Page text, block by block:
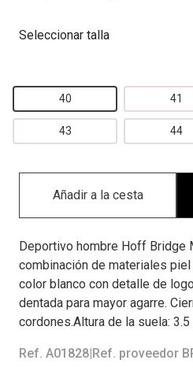
Seleccionar talla
40 41
43 44
Deportivo hombre Hoff Bridge
combinación de materiales
color blanco con detalle de
dentada para mayor agarre.
cordones.Altura de la suela: 3.5
Ref. A01828 Ref. proveedor